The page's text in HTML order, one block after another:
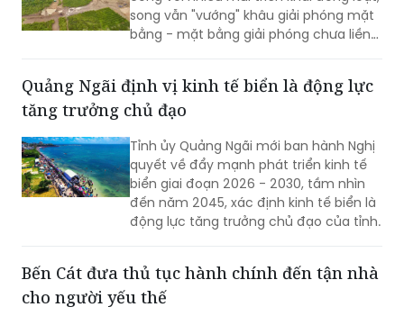
song vẫn "vướng" khâu giải phóng mặt
bằng - mặt bằng giải phóng chưa liền
Quảng Ngãi định vị kinh tế biển là động lực
tăng trưởng chủ đạo
Tỉnh ủy Quảng Ngãi mới ban hành Nghị
quyết về đẩy mạnh phát triển kinh tế
biển giai đoạn 2026 - 2030, tầm nhìn
đến năm 2045, xác định kinh tế biển là
động lực tăng trưởng chủ đạo của tỉnh.
Bến Cát đưa thủ tục hành chính đến tận nhà
cho người yếu thế